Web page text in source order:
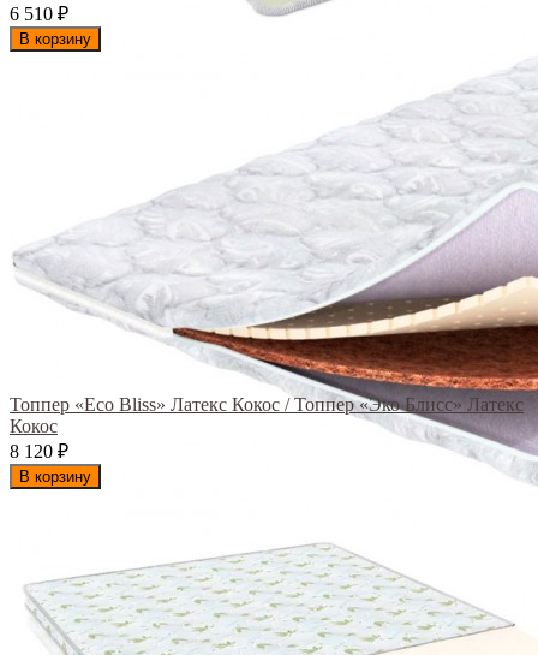
6 510 ₽
В корзину
Топпер «Eco Bliss» Латекс Кокос / Топпер «Эко Блисс» Латекс
Кокос
8 120 ₽
В корзину